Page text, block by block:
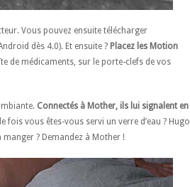
Vous pouvez ensuite télécharger
dès 4.0). Et ensuite ? Placez les Motion
de médicaments, sur le porte-clefs de vos
Connectés à Mother, ils lui signalent en
fois vous êtes-vous servi un verre d’eau ? Hugo
? Demandez à Mother !